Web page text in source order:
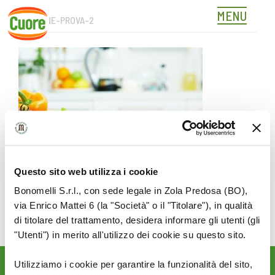
Questo sito web utilizza i cookie
Bonomelli S.r.l., con sede legale in Zola Predosa (BO),
via Enrico Mattei 6 (la "Società" o il "Titolare"), in qualità
di titolare del trattamento, desidera informare gli utenti (gli
"Utenti") in merito all'utilizzo dei cookie su questo sito.
Utilizziamo i cookie per garantire la funzionalità del sito,
Skip
content
MENU
IMMAGINE-PROVA-2